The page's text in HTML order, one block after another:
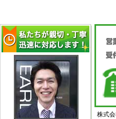
株式